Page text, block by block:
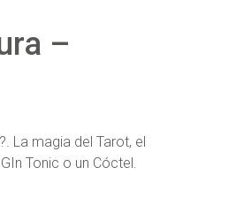
–
La magia del Tarot, el
Tonic o un Cóctel.